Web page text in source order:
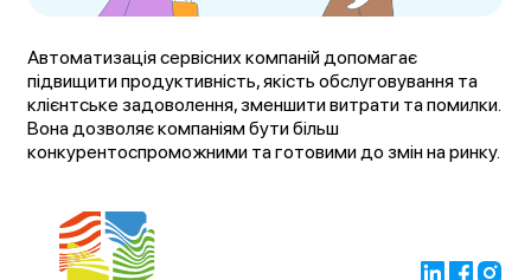
Автоматизація сервісних компаній допомагає
підвищити продуктивність, якість обслуговування та
клієнтське задоволення, зменшити витрати та помилки.
Вона дозволяє компаніям бути більш
конкурентоспроможними та готовими до змін на ринку.